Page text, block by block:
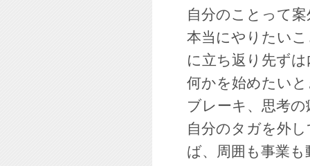
自分のことって
本当にやりたい
に立ち返り先ず
何かを始めたい
ブレーキ、思考
自分のタガを外
ば、周囲も事業